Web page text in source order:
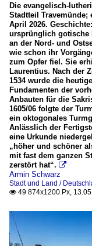
Die evangelisch-
Stadtteil
April 2026.
ursprünglich gotische
an der Nord- und
wie schon ihr
zum Opfer fiel. Sie
Laurentius. Nach der
1534 wurde die
Fundamenten der
Anbauten für die
1605/06 folgte der
ein oktogonales
Anlässlich der
eine Urkunde
„höher und schöner
mit fast dem ganzen
zerstört hat“. 
Armin Schwarz
Stadt und Land /
 49 874x1200 Px,